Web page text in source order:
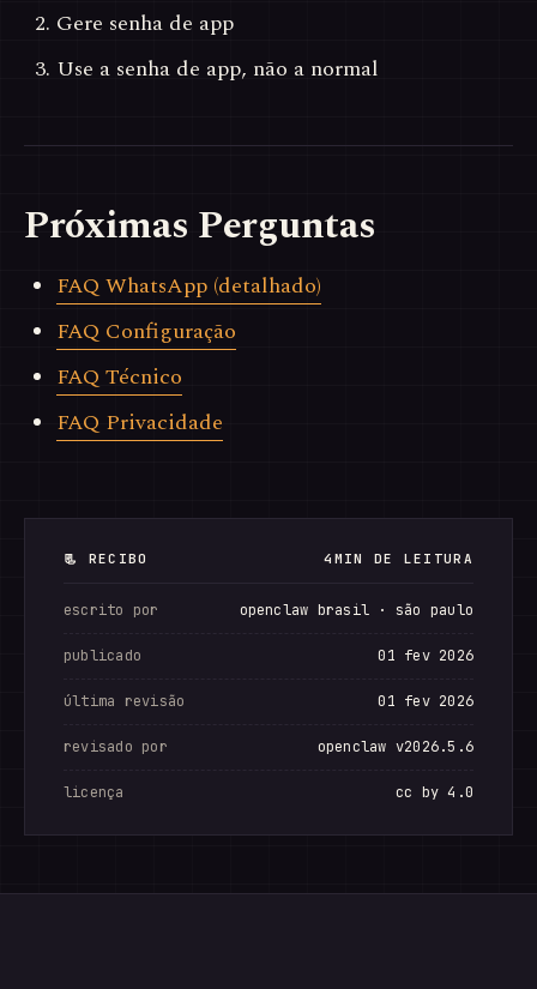
Gere senha de app
Use a senha de app, não a normal
Próximas Perguntas
FAQ WhatsApp (detalhado)
FAQ Configuração
FAQ Técnico
FAQ Privacidade
📃 RECIBO 4MIN DE LEITURA
escrito por openclaw brasil · são paulo
publicado 01 fev 2026
última revisão 01 fev 2026
revisado por openclaw v2026.5.6
licença cc by 4.0